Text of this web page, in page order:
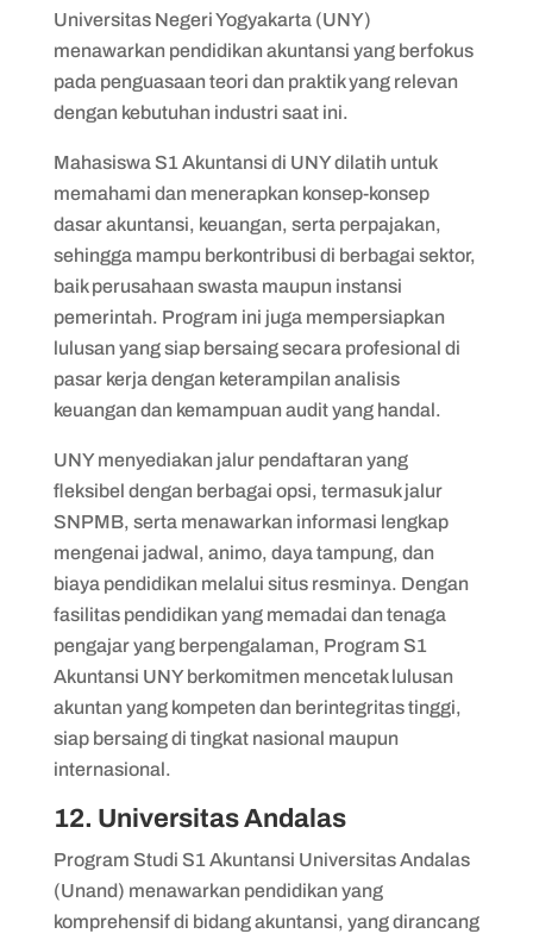
Universitas Negeri Yogyakarta (UNY)
menawarkan pendidikan akuntansi yang berfokus
pada penguasaan teori dan praktik yang relevan
dengan kebutuhan industri saat ini.
Mahasiswa S1 Akuntansi di UNY dilatih untuk
memahami dan menerapkan konsep-konsep
dasar akuntansi, keuangan, serta perpajakan,
sehingga mampu berkontribusi di berbagai sektor,
baik perusahaan swasta maupun instansi
pemerintah. Program ini juga mempersiapkan
lulusan yang siap bersaing secara profesional di
pasar kerja dengan keterampilan analisis
keuangan dan kemampuan audit yang handal.
UNY menyediakan jalur pendaftaran yang
fleksibel dengan berbagai opsi, termasuk jalur
SNPMB, serta menawarkan informasi lengkap
mengenai jadwal, animo, daya tampung, dan
biaya pendidikan melalui situs resminya. Dengan
fasilitas pendidikan yang memadai dan tenaga
pengajar yang berpengalaman, Program S1
Akuntansi UNY berkomitmen mencetak lulusan
akuntan yang kompeten dan berintegritas tinggi,
siap bersaing di tingkat nasional maupun
internasional.
12. Universitas Andalas
Program Studi S1 Akuntansi Universitas Andalas
(Unand) menawarkan pendidikan yang
komprehensif di bidang akuntansi, yang dirancang